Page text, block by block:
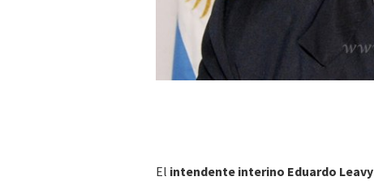
El intendente interino Eduardo Leavy